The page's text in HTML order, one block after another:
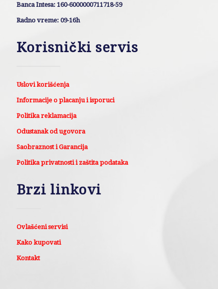
Banca Intesa: 160-6000000711718-59
Radno vreme: 09-16h
Korisnički servis
Uslovi korišćenja
Informacije o placanju i isporuci
Politika reklamacija
Odustanak od ugovora
Saobraznost i Garancija
Politika privatnosti i zaštita podataka
Brzi linkovi
Ovlašćeni servisi
Kako kupovati
Kontakt